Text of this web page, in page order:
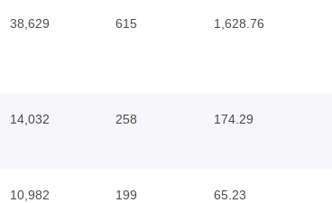
38,629 615 1,628.76
14,032 258 174.29
10,982 199 65.23